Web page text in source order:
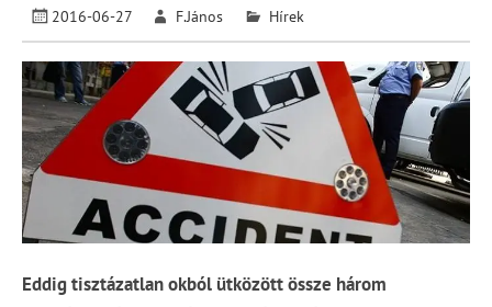
2016-06-27 F.János Hírek
Eddig tisztázatlan okból ütközött össze három